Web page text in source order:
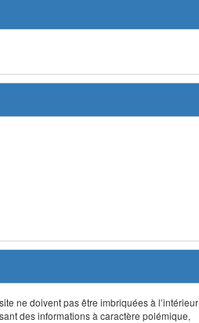
ne doivent pas être imbriquées à l’intérieur
des informations à caractère polémique,